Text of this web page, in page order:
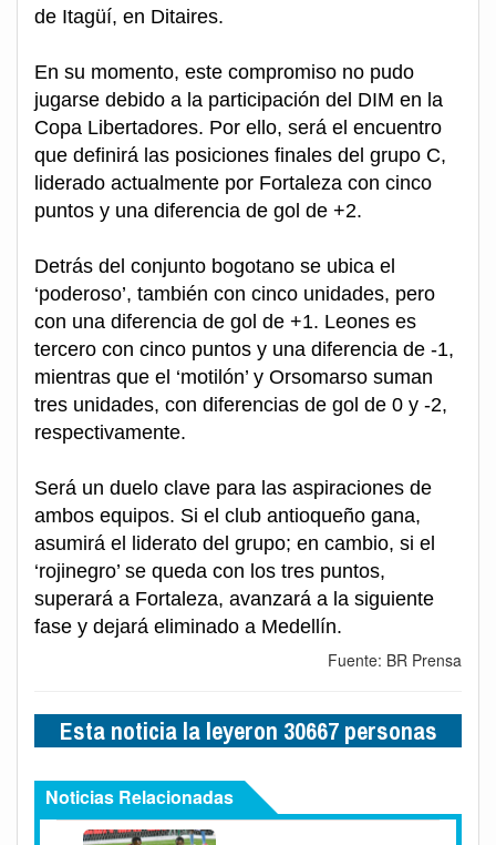
de Itagüí, en Ditaires.
En su momento, este compromiso no pudo
jugarse debido a la participación del DIM en la
Copa Libertadores. Por ello, será el encuentro
que definirá las posiciones finales del grupo C,
liderado actualmente por Fortaleza con cinco
puntos y una diferencia de gol de +2.
Detrás del conjunto bogotano se ubica el
‘poderoso’, también con cinco unidades, pero
con una diferencia de gol de +1. Leones es
tercero con cinco puntos y una diferencia de -1,
mientras que el ‘motilón’ y Orsomarso suman
tres unidades, con diferencias de gol de 0 y -2,
respectivamente.
Será un duelo clave para las aspiraciones de
ambos equipos. Si el club antioqueño gana,
asumirá el liderato del grupo; en cambio, si el
‘rojinegro’ se queda con los tres puntos,
superará a Fortaleza, avanzará a la siguiente
fase y dejará eliminado a Medellín.
Fuente: BR Prensa
Esta noticia la leyeron 30667 personas
Noticias Relacionadas